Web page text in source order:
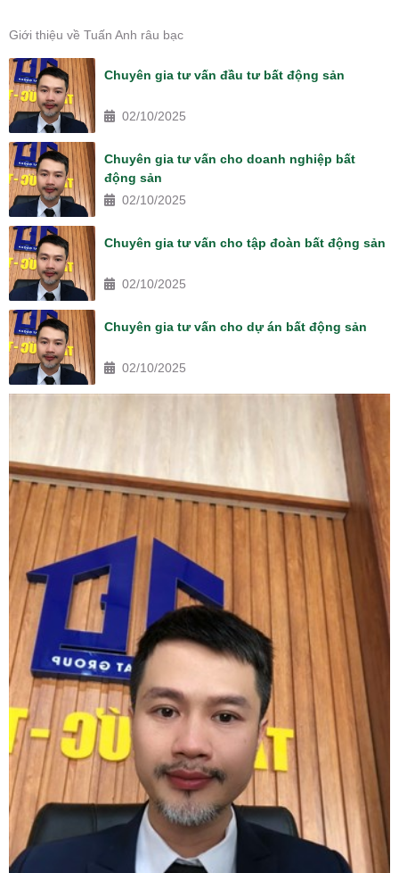
Giới thiệu về Tuấn Anh râu bạc
Chuyên gia tư vấn đầu tư bất động sản
02/10/2025
Chuyên gia tư vấn cho doanh nghiệp bất
động sản
02/10/2025
Chuyên gia tư vấn cho tập đoàn bất động sản
02/10/2025
Chuyên gia tư vấn cho dự án bất động sản
02/10/2025